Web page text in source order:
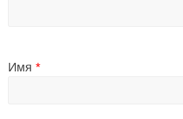
Имя*